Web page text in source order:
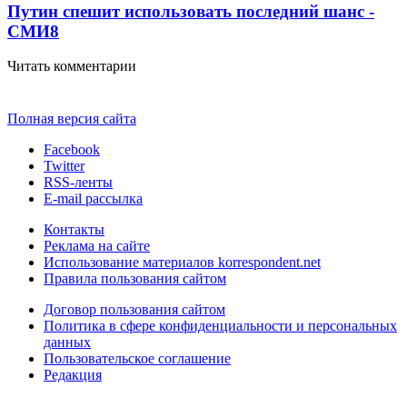
Путин спешит использовать последний шанс -
СМИ8
Читать комментарии
Полная версия сайта
Facebook
Twitter
RSS-ленты
E-mail рассылка
Контакты
Реклама на сайте
Использование материалов korrespondent.net
Правила пользования сайтом
Договор пользования сайтом
Политика в сфере конфиденциальности и персональных
данных
Пользовательское соглашение
Редакция